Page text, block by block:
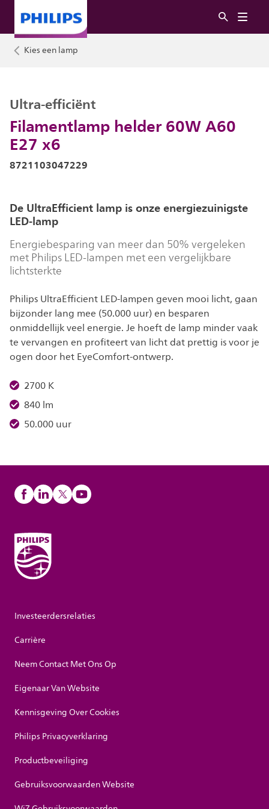
Kies een lamp
Filamentlamp helder 60W A60
E27 x6
Ultra-efficiënt
8721103047229
De UltraEfficient lamp is onze energiezuinigste
LED-lamp
Energiebesparing van meer dan 50% vergeleken
met Philips LED-lampen met een vergelijkbare
lichtsterkte
Philips UltraEfficient LED-lampen geven mooi licht, gaan
bijzonder lang mee (50.000 uur) en besparen
onmiddellijk veel energie. Je hoeft de lamp minder vaak
te vervangen en profiteert van licht dat prettig is voor je
ogen door het EyeComfort-ontwerp.
2700 K
840 lm
50.000 uur
Investeerdersrelaties
Carrière
Neem Contact Met Ons Op
Eigenaar Van Website
Kennisgeving Over Cookies
Philips Privacyverklaring
Productbeveiliging
Gebruiksvoorwaarden Website